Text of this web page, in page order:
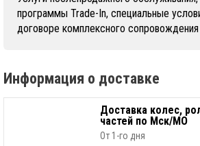
программы Trade-In, специальные
договоре комплексного
Информация о доставке
Доставка колес,
частей по Мск/МО
От 1-го дня